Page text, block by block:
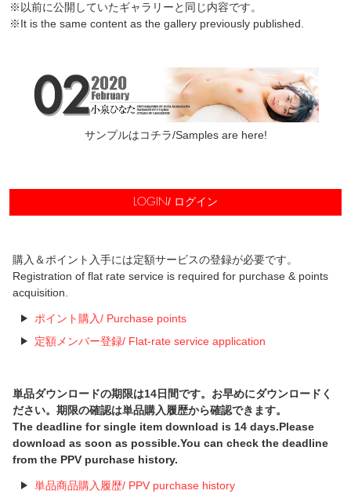
※以前に公開していたギャラリーと同じ内容です。
※It is the same content as the gallery previously published.
サンプルはコチラ/Samples are here!
LOGIN/ ログイン
購入＆ポイント入手には定額サービスの登録が必要です。
Registration of flat rate service is required for purchase & points
acquisition.
ポイント購入/ Purchase points
定額メンバー登録/ Flat-rate service application
単品ダウンロードの期限は14日間です。お早めにダウンロードく
ださい。期限の確認は単品購入履歴から確認できます。
The deadline for single item download is 14 days.Please
download as soon as possible.You can check the deadline
from the PPV purchase history.
単品商品購入履歴/ PPV purchase history